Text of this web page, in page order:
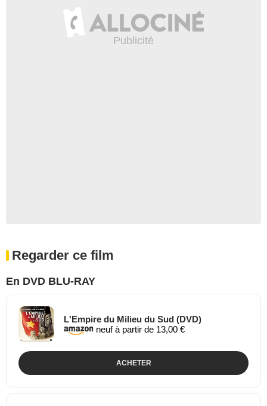
Regarder ce film
En DVD BLU-RAY
L'Empire du Milieu du Sud (DVD)
neuf à partir de 13,00 €
ACHETER